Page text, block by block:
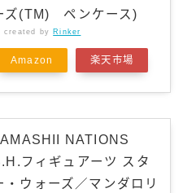
ズ(TM) ペンケース)
created by Rinker
Amazon 楽天市場
NATIONS
フィギュアーツ スタ
・ウォーズ／マンダロリ